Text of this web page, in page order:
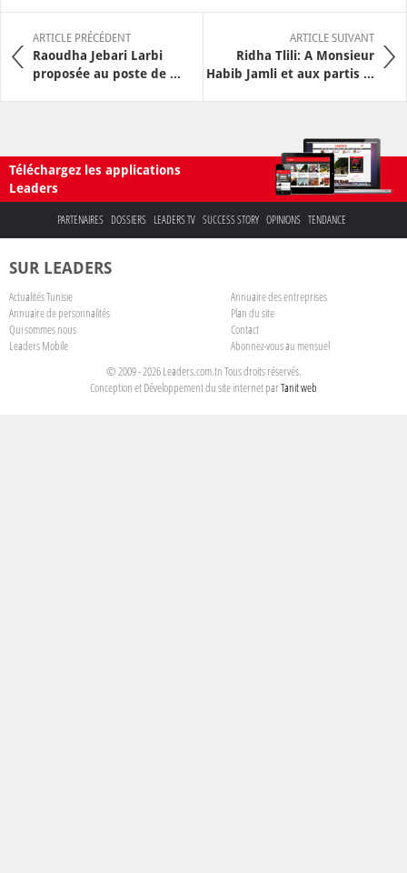
ARTICLE PRÉCÉDENT
Raoudha Jebari Larbi
proposée au poste de ...
ARTICLE SUIVANT
Ridha Tlili: A Monsieur
Habib Jamli et aux partis ...
Téléchargez les applications
Leaders
PARTENAIRES DOSSIERS LEADERS TV SUCCESS STORY OPINIONS TENDANCE
SUR LEADERS
Actualités Tunisie
Annuaire des entreprises
Annuaire de personnalités
Plan du site
Qui sommes nous
Contact
Leaders Mobile
Abonnez-vous au mensuel
© 2009 - 2026 Leaders.com.tn Tous droits réservés.
Conception et Développement du site internet parTanit web